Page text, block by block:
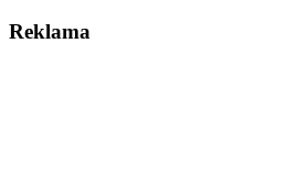
Reklama